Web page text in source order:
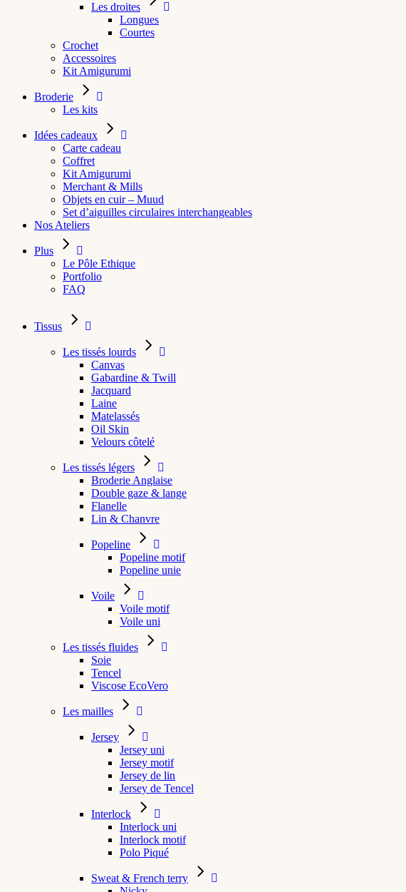
Les droites
Longues
Courtes
Crochet
Accessoires
Kit Amigurumi
Broderie
Les kits
Idées cadeaux
Carte cadeau
Coffret
Kit Amigurumi
Merchant & Mills
Objets en cuir – Muud
Set d’aiguilles circulaires interchangeables
Nos Ateliers
Plus
Le Pôle Ethique
Portfolio
FAQ
Tissus
Les tissés lourds
Canvas
Gabardine & Twill
Jacquard
Laine
Matelassés
Oil Skin
Velours côtelé
Les tissés légers
Broderie Anglaise
Double gaze & lange
Flanelle
Lin & Chanvre
Popeline
Popeline motif
Popeline unie
Voile
Voile motif
Voile uni
Les tissés fluides
Soie
Tencel
Viscose EcoVero
Les mailles
Jersey
Jersey uni
Jersey motif
Jersey de lin
Jersey de Tencel
Interlock
Interlock uni
Interlock motif
Polo Piqué
Sweat & French terry